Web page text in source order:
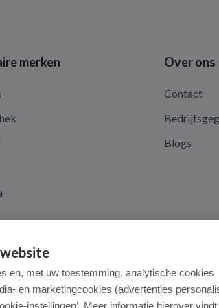
merken Over ons
Contact
Blogs
en, met uw toestemming, analytische cookies
en marketingcookies (advertenties
instellingen’. Meer informatie hierover